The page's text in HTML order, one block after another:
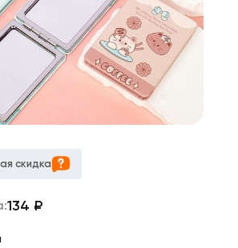
скидка
134 ₽